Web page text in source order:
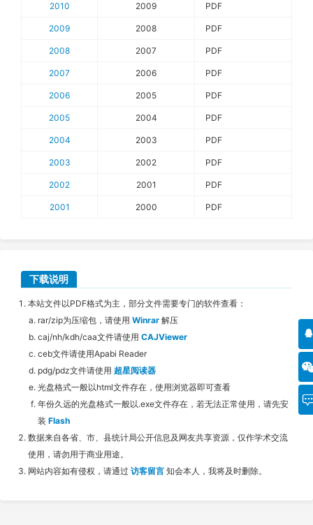
2010 2009 PDF
2009 2008 PDF
2008 2007 PDF
2007 2006 PDF
2006 2005 PDF
2005 2004 PDF
2004 2003 PDF
2003 2002 PDF
2002 2001 PDF
2001 2000 PDF
下载说明
本站文件以PDF格式为主，部分文件需要专门的软件查看：
rar/zip为压缩包，请使用 Winrar 解压
caj/nh/kdh/caa文件请使用 CAJViewer
ceb文件请使用Apabi Reader
pdg/pdz文件请使用 超星阅读器
光盘格式一般以html文件存在，使用浏览器即可查看
年份久远的光盘格式一般以.exe文件存在，若无法正常使用，请先安
装 Flash
数据来自各省、市、县统计局公开信息及网友共享资源，仅作学术交流
使用，请勿用于商业用途。
网站内容如有侵权，请通过 访客留言 知会本人，我将及时删除。